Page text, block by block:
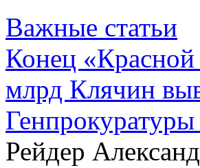
Важные статьи
Конец
млрд Клячин
Рейдер